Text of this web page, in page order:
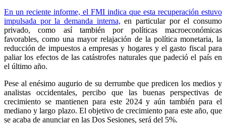
En un reciente informe, el FMI indica que esta recuperación estuvo
impulsada por la demanda interna, en particular por el consumo
privado, como así también por políticas macroeconómicas
favorables, como una mayor relajación de la política monetaria, la
reducción de impuestos a empresas y hogares y el gasto fiscal para
paliar los efectos de las catástrofes naturales que padeció el país en
el último año.
Pese al enésimo augurio de su derrumbe que predicen los medios y
analistas occidentales, percibo que las buenas perspectivas de
crecimiento se mantienen para este 2024 y aún también para el
mediano y largo plazo. El objetivo de crecimiento para este año, que
se acaba de anunciar en las Dos Sesiones, será del 5%.